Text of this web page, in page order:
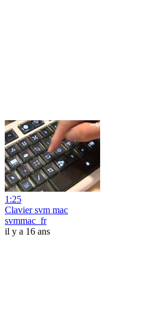
1:25
Clavier svm mac
svmmac_fr
il y a 16 ans